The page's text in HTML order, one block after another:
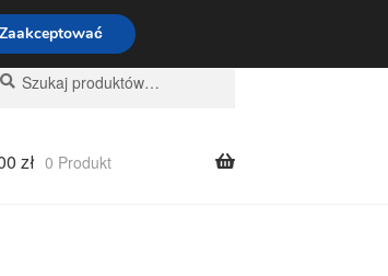
003 167
zł 0 Produkt
Zaakceptować